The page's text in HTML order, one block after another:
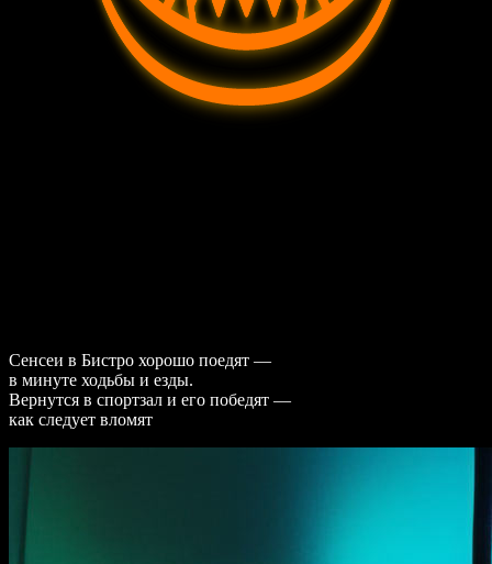
Сенсеи в Бистро хорошо поедят —
в минуте ходьбы и езды.
Вернутся в спортзал и его победят —
как следует вломят